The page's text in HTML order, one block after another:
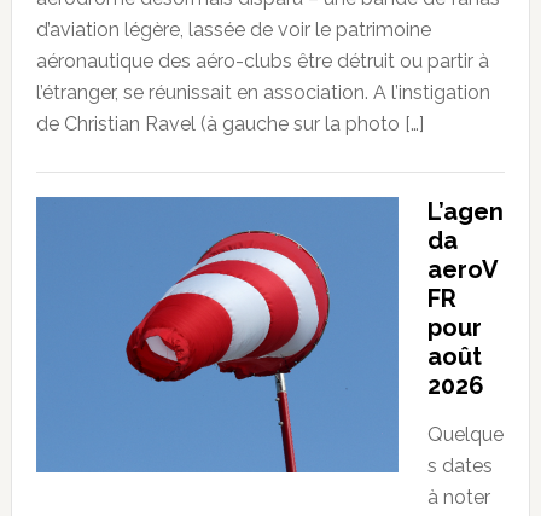
d’aviation légère, lassée de voir le patrimoine
aéronautique des aéro-clubs être détruit ou partir à
l’étranger, se réunissait en association. A l’instigation
de Christian Ravel (à gauche sur la photo […]
L’agen
da
aeroV
FR
pour
août
2026
Quelque
s dates
à noter